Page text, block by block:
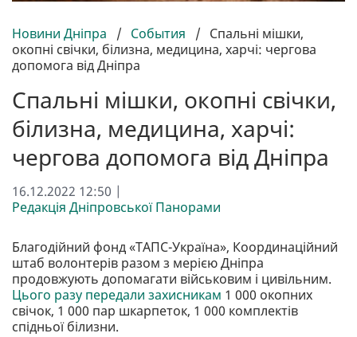
Новини Дніпра / События / Спальні мішки,
окопні свічки, білизна, медицина, харчі: чергова
допомога від Дніпра
Спальні мішки, окопні свічки,
білизна, медицина, харчі:
чергова допомога від Дніпра
16.12.2022 12:50 |
Редакція Дніпровської Панорами
Благодійний фонд «ТАПС-Україна», Координаційний
штаб волонтерів разом з мерією Дніпра
продовжують допомагати військовим і цивільним.
Цього разу передали захисникам 1 000 окопних
свічок, 1 000 пар шкарпеток, 1 000 комплектів
спідньої білизни.